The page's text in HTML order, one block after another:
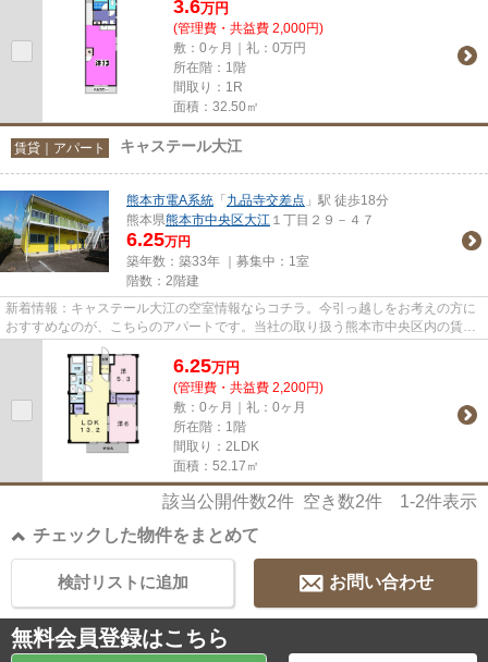
3.6万円
(管理費・共益費 2,000円)
敷：0ヶ月｜礼：0万円
所在階：1階
間取り：1R
面積：32.50㎡
賃貸｜アパート キャステール大江
熊本市電A系統 「 九品寺交差点 」駅 徒歩18分
熊本県熊本市中央区大江 １丁目２９－４７
6.25万円
築年数：築33年 ｜募集中： 1室
階数：2階建
新着情報：キャステール大江の空室情報ならコチラ。今引っ越しをお考えの方に
おすすめなのが、こちらのアパートです。当社の取り扱う熊本市中央区内の賃貸
物件で新生活を始めませんか...
6.25万円
(管理費・共益費 2,200円)
敷：0ヶ月｜礼：0ヶ月
所在階：1階
間取り：2LDK
面積：52.17㎡
該当公開件数2件 空き数2件 1-2件表示
チェックした物件をまとめて
お問い合わせ
検討リストに追加
無料会員登録はこちら